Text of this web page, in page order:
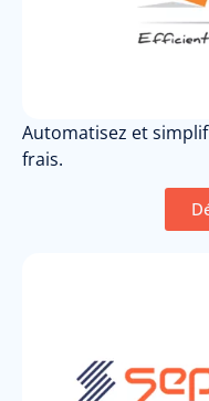
Automatisez et
frais.